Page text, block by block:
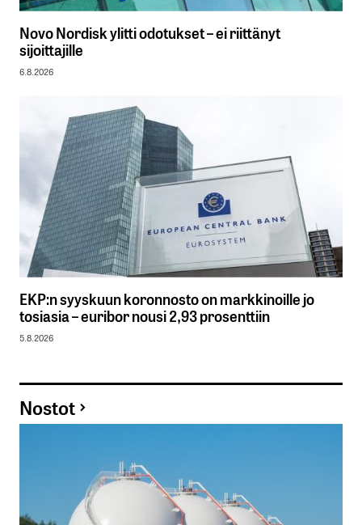
Novo Nordisk ylitti odotukset – ei riittänyt
sijoittajille
6.8.2026
EKP:n syyskuun koronnosto on markkinoille jo
tosiasia – euribor nousi 2,93 prosenttiin
5.8.2026
Nostot